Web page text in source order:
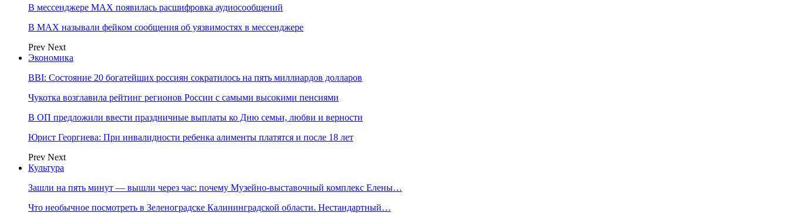
В мессенджере MAX появилась расшифровка аудиосообщений
В МAX называли фейком сообщения об уязвимостях в мессенджере
Prev Next
Экономика
BBI: Состояние 20 богатейших россиян сократилось на пять миллиардов долларов
Чукотка возглавила рейтинг регионов России с самыми высокими пенсиями
В ОП предложили ввести праздничные выплаты ко Дню семьи, любви и верности
Юрист Георгиева: При инвалидности ребенка алименты платятся и после 18 лет
Prev Next
Культура
Зашли на пять минут — вышли через час: почему Музейно-выставочный комплекс Елены…
Что необычное посмотреть в Зеленоградске Калининградской области. Нестандартный…